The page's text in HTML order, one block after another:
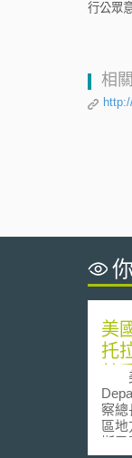
行公眾
相
美
托
競
扼
美
察總
區地
斯民